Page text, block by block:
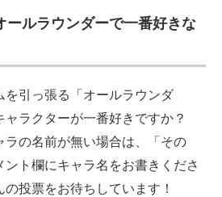
ールラウンダーで一番好きな
引っ張る「オールラウンダ
ャラクターが一番好きですか？
ラの名前が無い場合は、「その
ト欄にキャラ名をお書きくださ
投票をお待ちしています！